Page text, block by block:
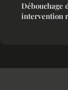
Débouchage
intervention